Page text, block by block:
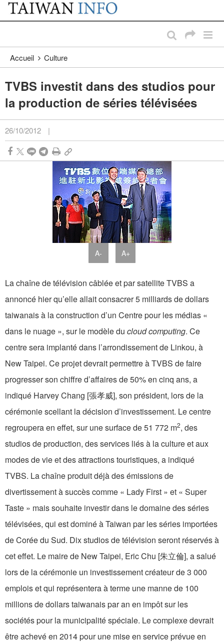
Passer au contenu principal
:::
Accueil Culture
TVBS investit dans des studios pour
la production de séries télévisées
26/10/2012 |
A- A+
La chaîne de télévision câblée et par satellite TVBS a
annoncé hier qu’elle allait consacrer 5 milliards de dollars
taiwanais à la construction d’un Centre pour les médias «
dans le nuage », sur le modèle du cloud computing. Ce
centre sera implanté dans l’arrondissement de Linkou, à
New Taipei. Ce projet devrait permettre à TVBS de faire
progresser son chiffre d’affaires de 50% en cinq ans, a
indiqué Harvey Chang [張孝威], son président, lors de la
cérémonie scellant la décision d’investissement. Le centre
regroupera en effet, sur une surface de 51 772 m2, des
studios de production, des services liés à la culture et aux
modes de vie et des attractions touristiques, a indiqué
TVBS. La chaîne produit déjà des émissions de
divertissement à succès comme « Lady First » et « Super
Taste » mais souhaite investir dans le domaine des séries
télévisées, qui est dominé à Taiwan par les séries importées
de Corée du Sud. Dix studios de télévision seront réservés à
cet effet. Le maire de New Taipei, Eric Chu [朱立倫], a salué
lors de la cérémonie un investissement créateur de 3 000
emplois et qui représentera à terme une manne de 100
millions de dollars taiwanais par an en impôt sur les
sociétés pour la municipalité spéciale. Le complexe devrait
être achevé en 2014 pour une mise en service prévue en